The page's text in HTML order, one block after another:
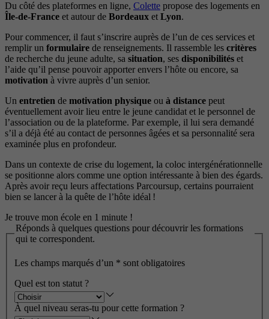
Du côté des plateformes en ligne, Colette propose des logements en
Île-de-France et autour de Bordeaux et Lyon.
Pour commencer, il faut s’inscrire auprès de l’un de ces services et
remplir un formulaire de renseignements. Il rassemble les critères
de recherche du jeune adulte, sa situation, ses disponibilités et
l’aide qu’il pense pouvoir apporter envers l’hôte ou encore, sa
motivation à vivre auprès d’un senior.
Un entretien de motivation physique ou à distance peut
éventuellement avoir lieu entre le jeune candidat et le personnel de
l’association ou de la plateforme. Par exemple, il lui sera demandé
s’il a déjà été au contact de personnes âgées et sa personnalité sera
examinée plus en profondeur.
Dans un contexte de crise du logement, la coloc intergénérationnelle
se positionne alors comme une option intéressante à bien des égards.
Après avoir reçu leurs affectations Parcoursup, certains pourraient
bien se lancer à la quête de l’hôte idéal !
Je trouve mon école en 1 minute !
Réponds à quelques questions pour découvrir les formations
qui te correspondent.
Les champs marqués d’un * sont obligatoires
Quel est ton statut ?
À quel niveau seras-tu pour cette formation ?